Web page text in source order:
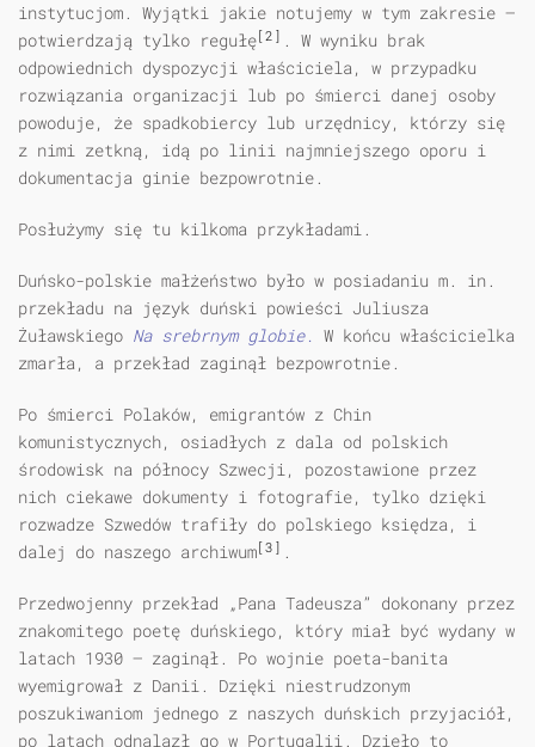
instytucjom. Wyjątki jakie notujemy w tym zakresie —
potwierdzają tylko regułę[2] . W wyniku brak
odpowiednich dyspozycji właściciela, w przypadku
rozwiązania organizacji lub po śmierci danej osoby
powoduje, że spadkobiercy lub urzędnicy, którzy się
z nimi zetkną, idą po linii najmniejszego oporu i
dokumentacja ginie bezpowrotnie.
Posłużymy się tu kilkoma przykładami.
Duńsko-polskie małżeństwo było w posiadaniu m. in.
przekładu na język duński powieści Juliusza
Żuławskiego Na srebrnym globie. W końcu właścicielka
zmarła, a przekład zaginął bezpowrotnie.
Po śmierci Polaków, emigrantów z Chin
komunistycznych, osiadłych z dala od polskich
środowisk na północy Szwecji, pozostawione przez
nich ciekawe dokumenty i fotografie, tylko dzięki
rozwadze Szwedów trafiły do polskiego księdza, i
dalej do naszego archiwum[3] .
Przedwojenny przekład „Pana Tadeusza” dokonany przez
znakomitego poetę duńskiego, który miał być wydany w
latach 1930 — zaginął. Po wojnie poeta-banita
wyemigrował z Danii. Dzięki niestrudzonym
poszukiwaniom jednego z naszych duńskich przyjaciół,
po latach odnalazł go w Portugalii. Dzieło to